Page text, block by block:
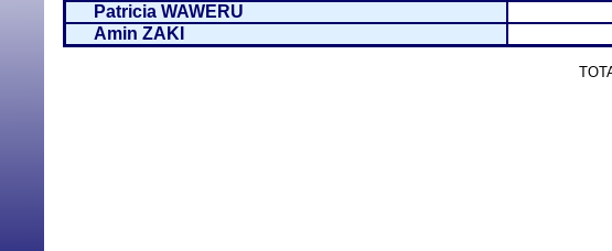
Patricia WAWERU
Amin ZAKI